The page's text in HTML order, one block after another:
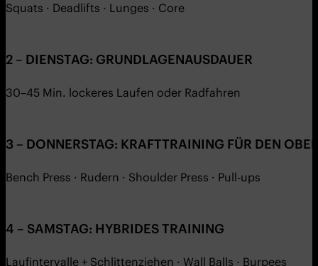
Squats · Deadlifts · Lunges · Core
2 – DIENSTAG: GRUNDLAGENAUSDAUER
30–45 Min. lockeres Laufen oder Radfahren
3 – DONNERSTAG: KRAFTTRAINING FÜR DEN
Bench Press · Rudern · Shoulder Press · Pull-ups
4 – SAMSTAG: HYBRIDES TRAINING
Laufintervalle + Schlittenziehen · Wall Balls · Burpees